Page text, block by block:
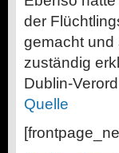
der
gemacht und
zuständig
Dublin-
Quelle